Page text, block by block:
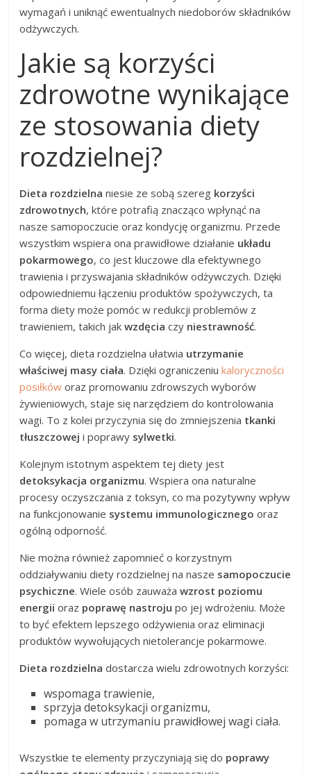
wymagań i uniknąć ewentualnych niedoborów składników
odżywczych.
Jakie są korzyści
zdrowotne wynikające
ze stosowania diety
rozdzielnej?
Dieta rozdzielna niesie ze sobą szereg korzyści
zdrowotnych, które potrafią znacząco wpłynąć na
nasze samopoczucie oraz kondycję organizmu. Przede
wszystkim wspiera ona prawidłowe działanie układu
pokarmowego, co jest kluczowe dla efektywnego
trawienia i przyswajania składników odżywczych. Dzięki
odpowiedniemu łączeniu produktów spożywczych, ta
forma diety może pomóc w redukcji problemów z
trawieniem, takich jakwzdęcia czy niestrawność.
Co więcej, dieta rozdzielna ułatwia utrzymanie
właściwej masy ciała. Dzięki ograniczeniukaloryczności
posiłków oraz promowaniu zdrowszych wyborów
żywieniowych, staje się narzędziem do kontrolowania
wagi. To z kolei przyczynia się do zmniejszenia tkanki
tłuszczowej i poprawy sylwetki.
Kolejnym istotnym aspektem tej diety jest
detoksykacja organizmu. Wspiera ona naturalne
procesy oczyszczania z toksyn, co ma pozytywny wpływ
na funkcjonowanie systemu immunologicznego oraz
ogólną odporność.
Nie można również zapomnieć o korzystnym
oddziaływaniu diety rozdzielnej na nasze samopoczucie
psychiczne. Wiele osób zauważawzrost poziomu
energii oraz poprawę nastroju po jej wdrożeniu. Może
to być efektem lepszego odżywienia oraz eliminacji
produktów wywołujących nietolerancje pokarmowe.
Dieta rozdzielna dostarcza wielu zdrowotnych korzyści:
wspomaga trawienie,
sprzyja detoksykacji organizmu,
pomaga w utrzymaniu prawidłowej wagi ciała.
Wszystkie te elementy przyczyniają się do poprawy